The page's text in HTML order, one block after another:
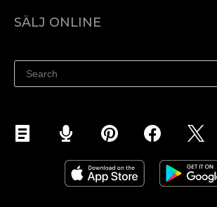
Pris
SÄLJ ONLINE
Sälj på Facebook
Sälj på Instagram